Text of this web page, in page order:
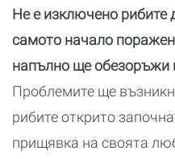
Не е изключено рибите
самото начало
напълно ще обезоръжи
Проблемите ще
рибите открито
прищявка на своята